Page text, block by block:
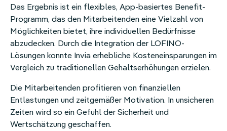
Das Ergebnis ist ein flexibles, App-basiertes Benefit-
Programm, das den Mitarbeitenden eine Vielzahl von
Möglichkeiten bietet, ihre individuellen Bedürfnisse
abzudecken. Durch die Integration der LOFINO-
Lösungen konnte Invia erhebliche Kosteneinsparungen im
Vergleich zu traditionellen Gehaltserhöhungen erzielen.
Die Mitarbeitenden profitieren von finanziellen
Entlastungen und zeitgemäßer Motivation. In unsicheren
Zeiten wird so ein Gefühl der Sicherheit und
Wertschätzung geschaffen.